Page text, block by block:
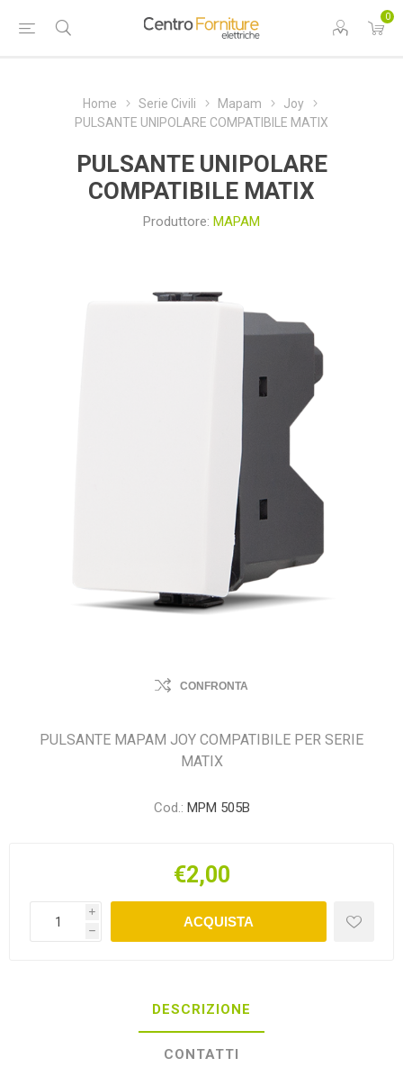
0
Home Serie Civili Mapam
Joy
PULSANTE UNIPOLARE COMPATIBILE MATIX
PULSANTE UNIPOLARE
COMPATIBILE MATIX
Produttore: MAPAM
CONFRONTA
PULSANTE MAPAM JOY COMPATIBILE PER SERIE
MATIX
Cod.: MPM 505B
€2,00
i
h
ACQUISTA
DESCRIZIONE
CONTATTI